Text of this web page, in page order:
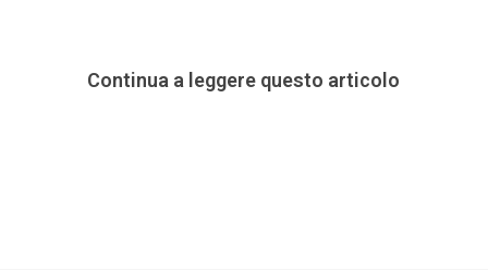
Continua a leggere questo articolo